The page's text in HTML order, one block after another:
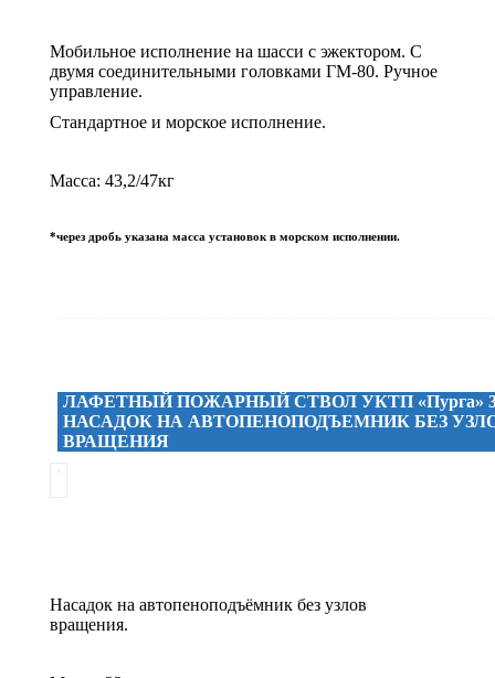
Мобильное исполнение на шасси с эжектором. С
двумя соединительными головками ГМ-80. Ручное
управление.
Стандартное и морское исполнение.
Масса: 43,2/47кг
*через дробь указана масса установок в морском исполнении.
ЛАФЕТНЫЙ ПОЖАРНЫЙ СТВОЛ УКТП «Пурга»
НАСАДОК НА АВТОПЕНОПОДЪЕМНИК БЕЗ
ВРАЩЕНИЯ
Насадок на автопеноподъёмник без узлов
вращения.